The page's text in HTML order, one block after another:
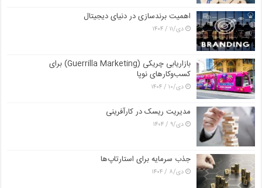
اهمیت برندسازی در دنیای دیجیتال
دی/۱۱ / ۱۴۰۴
بازاریابی چریکی (Guerrilla Marketing) برای
کسب‌وکارهای نوپا
دی/۱۰ / ۱۴۰۴
مدیریت ریسک در کارآفرینی
دی/۹ / ۱۴۰۴
جذب سرمایه برای استارتاپ‌ها
دی/۸ / ۱۴۰۴